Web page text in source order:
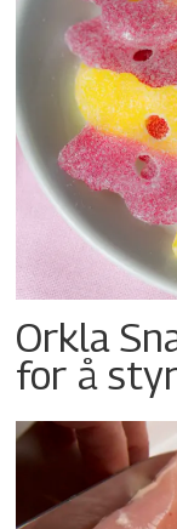
Orkla
for å